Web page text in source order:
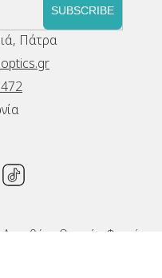
SUBSCRIBE
Πάτρα
Οπτικά - Φακοί